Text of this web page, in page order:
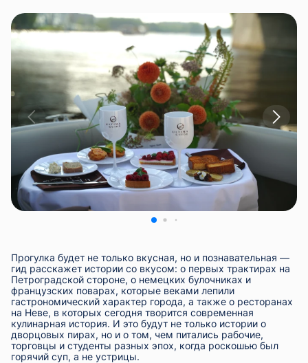
Прогулка будет не только вкусная, но и познавательная —
гид расскажет истории со вкусом: о первых трактирах на
Петроградской стороне, о немецких булочниках и
французских поварах, которые веками лепили
гастрономический характер города, а также о ресторанах
на Неве, в которых сегодня творится современная
кулинарная история. И это будут не только истории о
дворцовых пирах, но и о том, чем питались рабочие,
торговцы и студенты разных эпох, когда роскошью был
горячий суп, а не устрицы.